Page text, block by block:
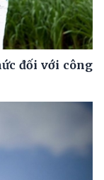
đối với công